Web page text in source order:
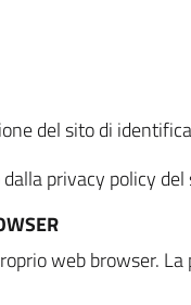
del sito di
privacy policy
web browser.